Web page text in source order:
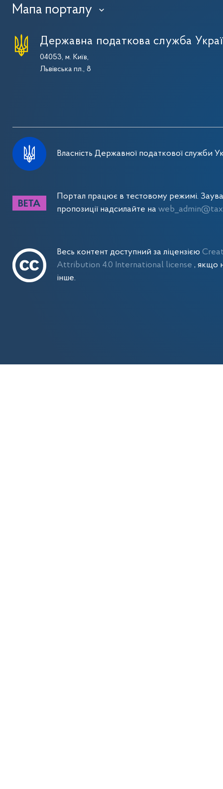
Мапа порталу ›
Державна податкова служба
04053, м. Київ,
Львівська пл., 8
Власність Державної податкової служби
Портал працює в тестовому режимі.
пропозиції надсилайте на
Весь контент доступний за ліцензією
Attribution 4.0 International license, якщо
інше.